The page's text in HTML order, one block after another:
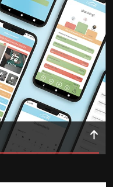
hasta el